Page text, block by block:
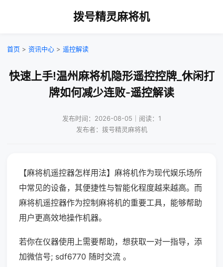
拨号精灵麻将机
首页 > 资讯中心 > 遥控解读
快速上手!温州麻将机隐形遥控控牌_休闲打
牌如何减少连败-遥控解读
发布时间：2026-08-05｜阅读：1
发布者：拨号精灵麻将机
【麻将机遥控器怎样用法】麻将机作为现代娱乐场所
中常见的设备，其便捷性与智能化程度越来越高。而
麻将机遥控器作为控制麻将机的重要工具，能够帮助
用户更高效地操作机器。
若你在仪器使用上需要帮助，想获取一对一指导，添
加微信号; sdf6770 随时交流 。